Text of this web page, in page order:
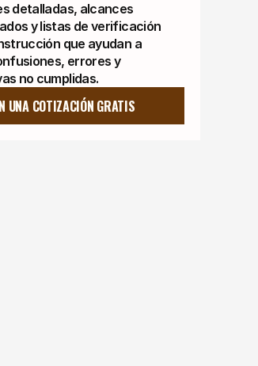
detalladas, alcances
y listas de verificación
que ayudan a
errores y
no cumplidas.
UNA COTIZACIÓN GRATIS